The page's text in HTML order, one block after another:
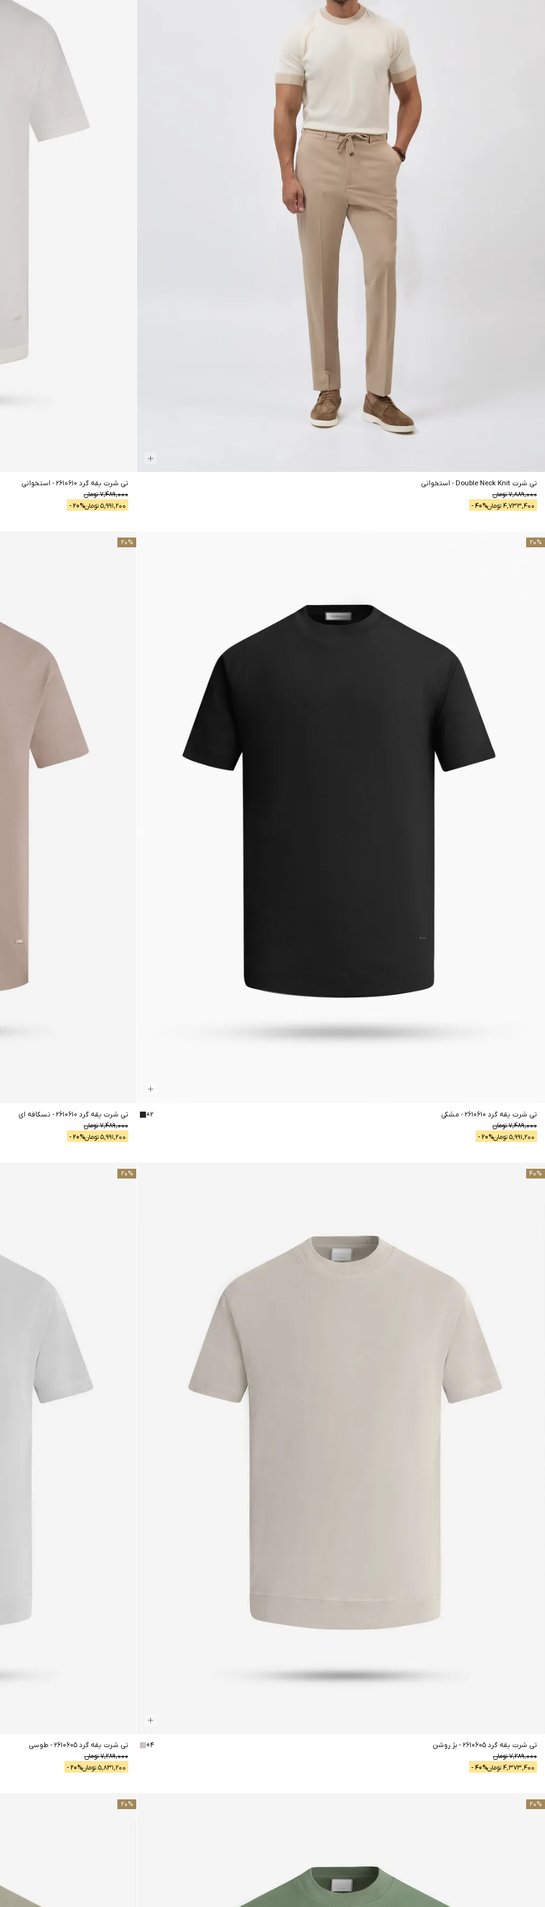
تی شرت Double Neck Knit - استخوانی
7,889,000تومان
4,733,400 تومان 40% -
تی شرت یقه گرد 2610610 - استخوانی
7,489,000تومان
5,991,200 تومان 20% -
20%
تی شرت یقه گرد 2610610 - مشکی
7,489,000تومان
5,991,200 تومان 20% -
+2
20%
تی شرت یقه گرد 2610610 - نسکافه ای
7,489,000تومان
5,991,200 تومان 20% -
40%
تی شرت یقه گرد 2610605 - بژ روشن
7,289,000تومان
4,373,400 تومان 40% -
+4
20%
تی شرت یقه گرد 2610605 - طوسی
7,289,000تومان
5,831,200 تومان 20% -
20%
20%